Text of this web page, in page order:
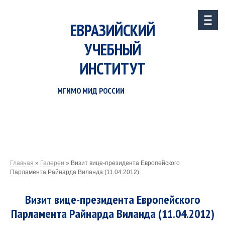
ЕВРАЗИЙСКИЙ
УЧЕБНЫЙ
ИНСТИТУТ
МГИМО МИД РОССИИ
Главная » Галереи » Визит вице-президента Европейского
Парламента Райнарда Виланда (11.04.2012)
Визит вице-президента Европейского
Парламента Райнарда Виланда (11.04.2012)